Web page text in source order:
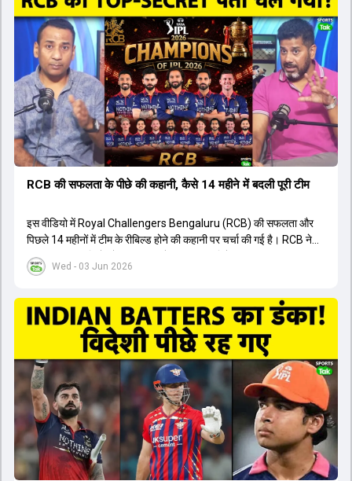
संदेह था, लेकिन अब उसने खुद को एक बेहतरीन बल्लेबाज साबित कर दिया है जो
गेंद को बाउंड्री के काफी पार मारने की क्षमता रखता है। वहीं, इंग्लैंड के पूर्व कप्तान
ने कहा कि टूर्नामेंट जीतने वाली टीम के अलावा इस सीजन की सबसे बड़ी बात इस
युवा खिलाड़ी का प्रदर्शन रहा है, जिसे देखने के लिए स्टेडियम में भारी भीड़ उमड़ती
थी। शानदार प्रदर्शन के बाद इस युवा खिलाड़ी को श्रीलंका में होने वाली
त्रिकोणीय सीरीज के लिए इंडिया ए टीम में भी शामिल कर लिया गया है।
Wed - 03 Jun 2026
RCB की सफलता के पीछे की कहानी, कैसे 14 महीने में बदली पूरी टीम
इस वीडियो में Royal Challengers Bengaluru (RCB) की सफलता और
पिछले 14 महीनों में टीम के रीबिल्ड होने की कहानी पर चर्चा की गई है। RCB ने
अपनी पुरानी गलतियों को स्वीकार करते हुए एक नया रिसेट बटन दबाया। टीम
मैनेजमेंट में Mo Bobat, Andy Flower, Dinesh Karthik और एनालिस्ट
के तहत Bhuvneshwar Kumar, Krunal Pandya और Rasikh Salam
जैसे भारतीय खिलाड़ियों को टीम में शामिल किया गया, जिन्होंने शानदार प्रदर्शन
किया। इसके अलावा, Virat Kohli की भूमिका में भी बदलाव देखा गया, जहां वह
अब टीम के युवा खिलाड़ियों के साथ ज्यादा जुड़े हुए नजर आते हैं। कप्तान Rajat
Patidar के नेतृत्व में टीम का कम्युनिकेशन बहुत स्पष्ट रहा है। एनालिस्ट से लेकर
मैनेजमेंट तक, सभी एक ही पेज पर रहते हैं, जिससे मैदान पर कोई कंफ्यूजन नहीं
होता। यही कारण है कि RCB ने लगातार सफलता हासिल की है।